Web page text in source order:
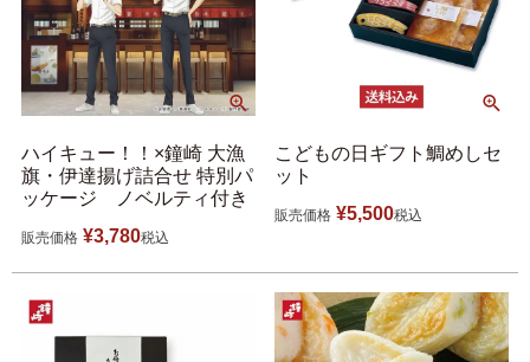
かねささ かねささ定期便
味ささ 旨揚げ
伊達揚げ
季節のかねささ たけの
ハイキュー！！×鐘崎 大漁
旗・伊達揚げ詰合せ 特別パ
ッケージ ノベルティ付き
販売価格 ¥3,780税込
こどもの日ギフト鯛めしセ
ット
販売価格 ¥5,500税込